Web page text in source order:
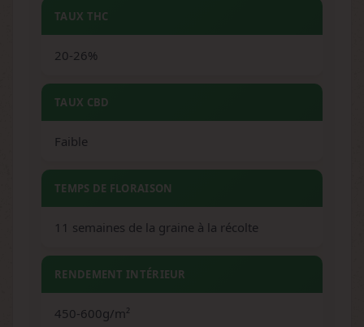
TAUX THC
20-26%
TAUX CBD
Faible
TEMPS DE FLORAISON
11 semaines de la graine à la récolte
RENDEMENT INTÉRIEUR
450-600g/m²